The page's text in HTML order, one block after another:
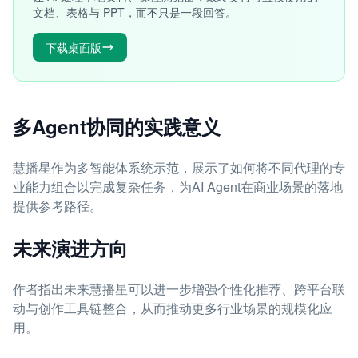
文档、表格与 PPT，而不只是一段回答。
下载桌面版
多Agent协同的实践意义
慧播星作为多智能体系统示范，展示了如何将不同代理的专
业能力组合以完成复杂任务，为AI Agent在商业场景的落地
提供参考路径。
未来演进方向
作者指出未来慧播星可以进一步增强个性化推荐、跨平台联
动与创作工具链整合，从而推动更多行业场景的规模化应
用。